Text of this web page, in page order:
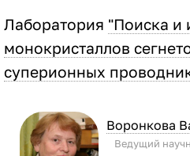
Лаборатория "Поиска и
монокристаллов
суперионных
Воронкова